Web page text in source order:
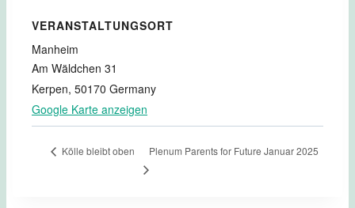
VERANSTALTUNGSORT
Manheim
Am Wäldchen 31
Kerpen, 50170 Germany
Google Karte anzeigen
Kölle bleibt oben Plenum Parents for Future Januar 2025